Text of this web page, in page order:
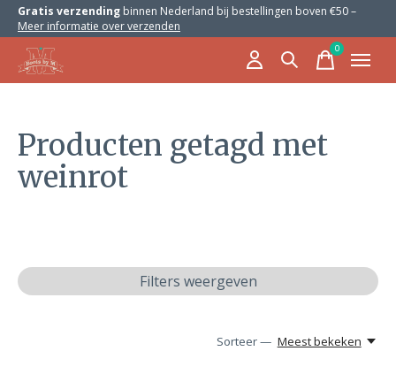
Gratis verzending binnen Nederland bij bestellingen boven €50 –
Meer informatie over verzenden
0items
Producten getagd met
weinrot
Filters weergeven
Sorteer — Meest bekeken